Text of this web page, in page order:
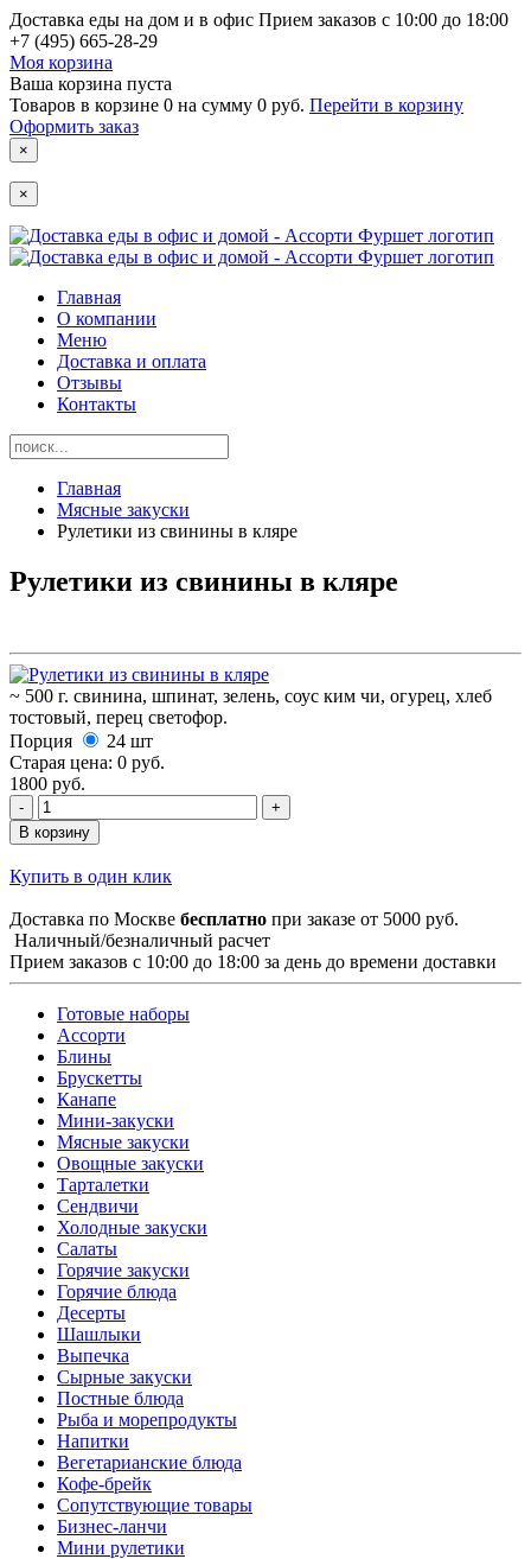
Доставка еды на дом и в офис Прием заказов с 10:00 до 18:00
+7 (495) 665-28-29
Моя корзина
Ваша корзина пуста
Товаров в корзине 0 на сумму 0 руб. Перейти в корзину
Оформить заказ
×
×
Главная
О компании
Меню
Доставка и оплата
Отзывы
Контакты
Главная
Мясные закуски
Рулетики из свинины в кляре
Рулетики из свинины в кляре
~ 500 г. свинина, шпинат, зелень, соус ким чи, огурец, хлеб
тостовый, перец светофор.
Порция
24 шт
Старая цена: 0 руб.
1800 руб.
В корзину
Купить в один клик
Доставка по Москве бесплатно при заказе от 5000 руб.
Наличный/безналичный расчет
Прием заказов с 10:00 до 18:00 за день до времени доставки
Готовые наборы
Ассорти
Блины
Брускетты
Канапе
Мини-закуски
Мясные закуски
Овощные закуски
Тарталетки
Сендвичи
Холодные закуски
Салаты
Горячие закуски
Горячие блюда
Десерты
Шашлыки
Выпечка
Сырные закуски
Постные блюда
Рыба и морепродукты
Напитки
Вегетарианские блюда
Кофе-брейк
Сопутствующие товары
Бизнес-ланчи
Мини рулетики